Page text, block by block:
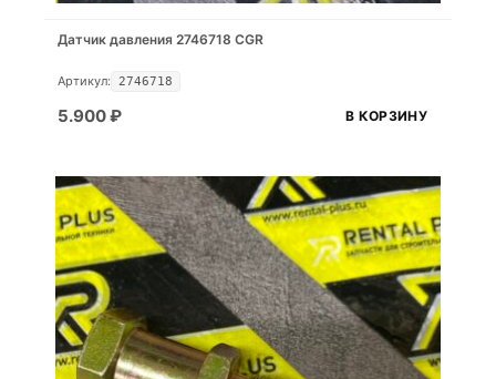
Датчик давления 2746718 CGR
Артикул: 2746718
5.900₽ В КОРЗИНУ